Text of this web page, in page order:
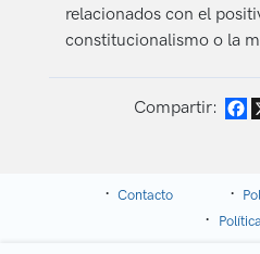
relacionados con el
constitucionalismo o la
Compartir:
Contacto